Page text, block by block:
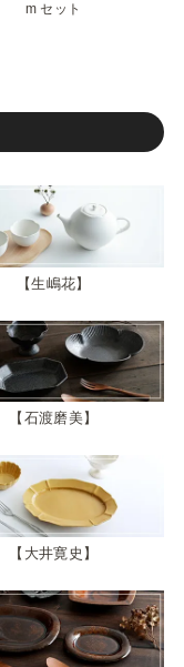
m セット
生嶋花
石渡磨美
大井寛史